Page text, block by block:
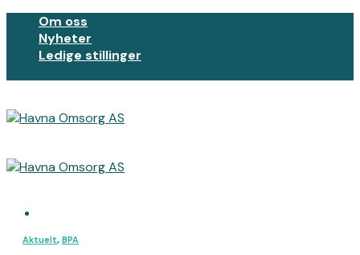
content
Om oss
Nyheter
Ledige stillinger
Aktuelt, BPA